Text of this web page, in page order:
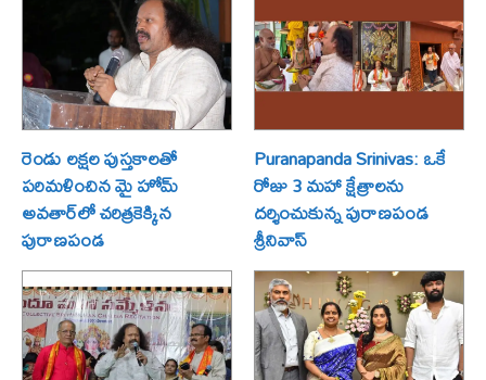
రెండు లక్షల పుస్తకాలతో
పరిమళించిన మై హోమ్
అవతార్‌లో చరిత్రకెక్కిన
పురాణపండ
Puranapanda Srinivas: ఒకే
రోజు 3 మహా క్షేత్రాలను
దర్శించుకున్న పురాణపండ
శ్రీనివాస్